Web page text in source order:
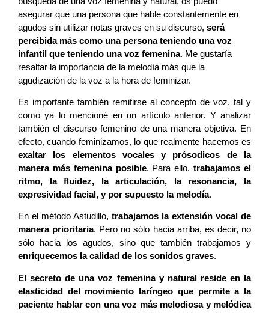
asegurar que una persona que hable constantemente en
agudos sin utilizar notas graves en su discurso, será
percibida más como una persona teniendo una voz
infantil que teniendo una voz femenina. Me gustaría
resaltar la importancia de la melodía más que la
agudización de la voz a la hora de feminizar.
Es importante también remitirse al concepto de voz, tal y
como ya lo mencioné en un artículo anterior. Y analizar
también el discurso femenino de una manera objetiva. En
efecto, cuando feminizamos, lo que realmente hacemos es
exaltar los elementos vocales y prósodicos de la
manera más femenina posible. Para ello,trabajamos el
ritmo, la fluidez, la articulación, la resonancia, la
expresividad facial, y por supuesto la melodía.
En el método Astudillo, trabajamos la extensión vocal de
manera prioritaria. Pero no sólo hacia arriba, es decir, no
sólo hacia los agudos, sino que también trabajamos y
enriquecemos la calidad de los sonidos graves.
El secreto de una voz femenina y natural reside en la
elasticidad del movimiento laríngeo que permite a la
paciente hablar con una voz más melodiosa y melódica